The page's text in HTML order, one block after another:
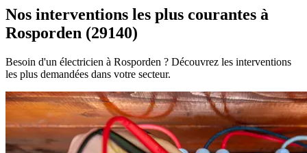
Nos interventions les plus courantes à
Rosporden (29140)
Besoin d'un électricien à Rosporden ? Découvrez les interventions
les plus demandées dans votre secteur.